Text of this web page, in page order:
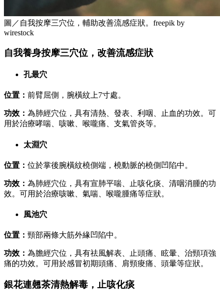
圖／自我按摩三穴位，輔助改善流感症狀。freepik by
wirestock
自我養身按摩三穴位，改善流感症狀
孔最穴
位置： 前臂屈側，腕橫紋上7寸處。
功效： 為肺經穴位，具有清熱、發表、利咽、止血的功效。可
用於治療哮喘、咳嗽、喉嚨痛、支氣管炎等。
太淵穴
位置： 位於掌後腕橫紋橈側端，橈動脈的橈側凹陷中。
功效： 為肺經穴位，具有宣肺平喘、止咳化痰、清咽消腫的功
效。可用於治療咳嗽、氣喘、喉嚨腫痛等症狀。
風池穴
位置： 頸部兩條大筋外緣凹陷中。
功效： 為膽經穴位，具有祛風解表、止頭痛、眩暈、治頸項強
痛的功效。可用於感冒初期頭痛、肩頸痠痛、頭暈等症狀。
銀花連翹茶清熱解毒，止咳化痰